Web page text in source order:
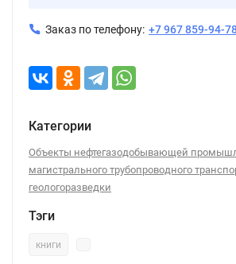
Заказ по телефону: +7 967 859-94-
Категории
Объекты нефтегазодобывающей
магистрального трубопроводного
геологоразведки
Тэги
книги